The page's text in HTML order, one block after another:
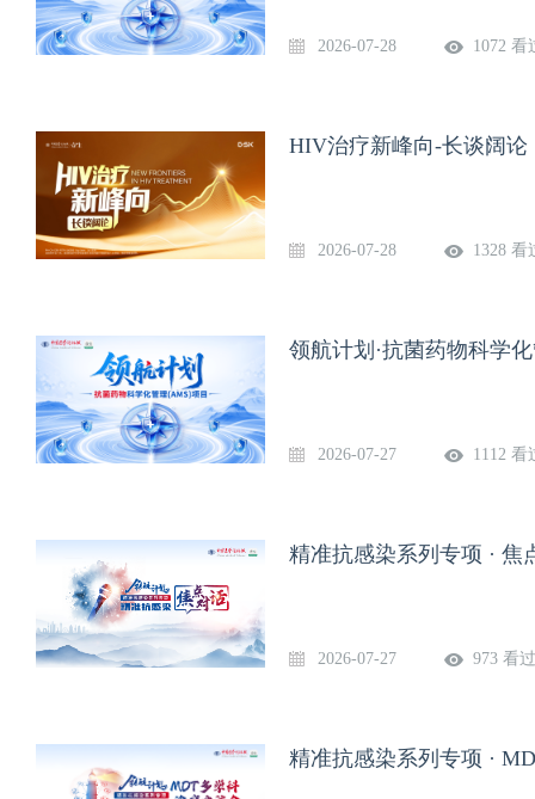
2026-07-28 1072 看
HIV治疗新峰向-长谈阔论
2026-07-28 1328 看
领航计划·抗菌药物科学
2026-07-27 1112 看
精准抗感染系列专项 ·
2026-07-27 973 看过
精准抗感染系列专项 ·